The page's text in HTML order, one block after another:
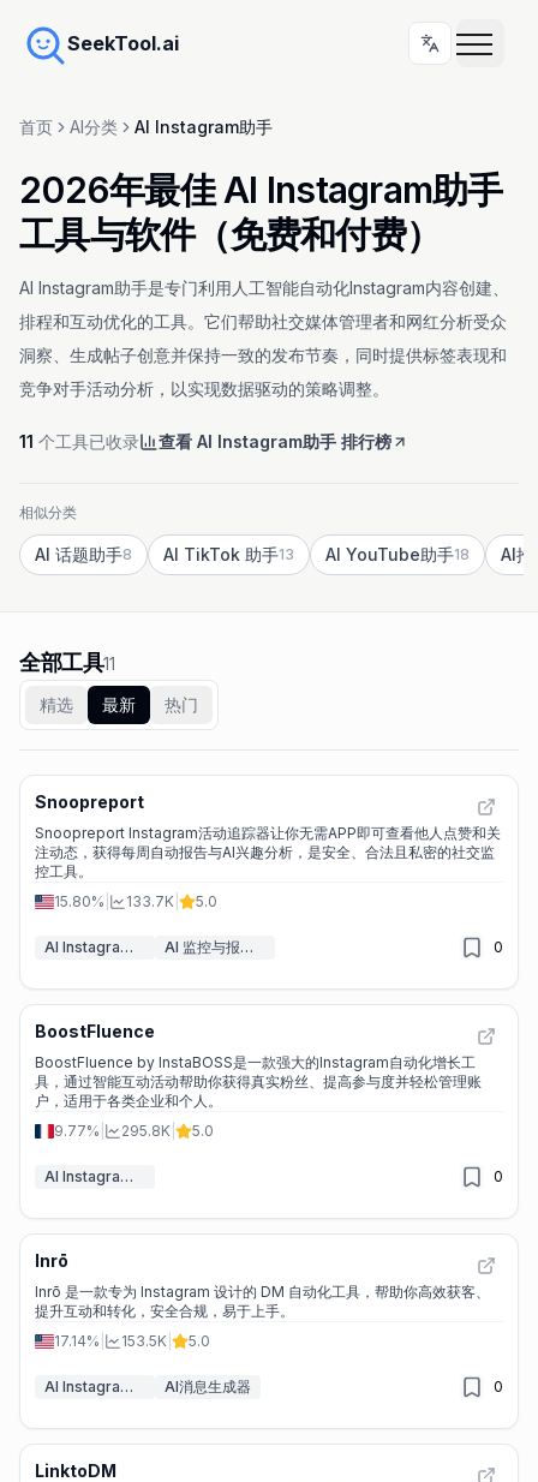
SeekTool.ai
首页 AI分类 AI Instagram助手
2026年最佳 AI Instagram助手
工具与软件（免费和付费）
AI Instagram助手是专门利用人工智能自动化Instagram内容创建、
排程和互动优化的工具。它们帮助社交媒体管理者和网红分析受众
洞察、生成帖子创意并保持一致的发布节奏，同时提供标签表现和
竞争对手活动分析，以实现数据驱动的策略调整。
11 个工具已收录 查看 AI Instagram助手 排行榜
相似分类
AI 话题助手8 AI TikTok 助手13 AI YouTube助手18 AI推
全部工具11
精选
最新 热门
Snoopreport
Snoopreport Instagram活动追踪器让你无需APP即可查看他人点赞和关
注动态，获得每周自动报告与AI兴趣分析，是安全、合法且私密的社交监
控工具。
15.80%
133.7K 5.0
AI Instagram助手 AI 监控与报告生成器 0
BoostFluence
BoostFluence by InstaBOSS是一款强大的Instagram自动化增长工
具，通过智能互动活动帮助你获得真实粉丝、提高参与度并轻松管理账
户，适用于各类企业和个人。
9.77%
295.8K 5.0
AI Instagram助手 0
Inrō
Inrō 是一款专为 Instagram 设计的 DM 自动化工具，帮助你高效获客、
提升互动和转化，安全合规，易于上手。
17.14%
153.5K 5.0
AI Instagram助手 AI消息生成器 0
LinktoDM